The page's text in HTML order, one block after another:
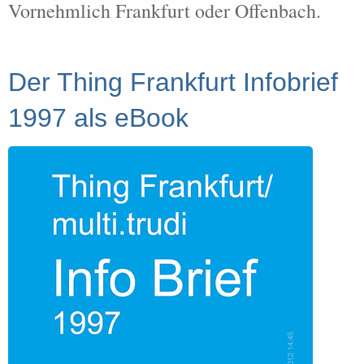
Vornehmlich Frankfurt oder Offenbach.
Der Thing Frankfurt Infobrief
1997 als eBook